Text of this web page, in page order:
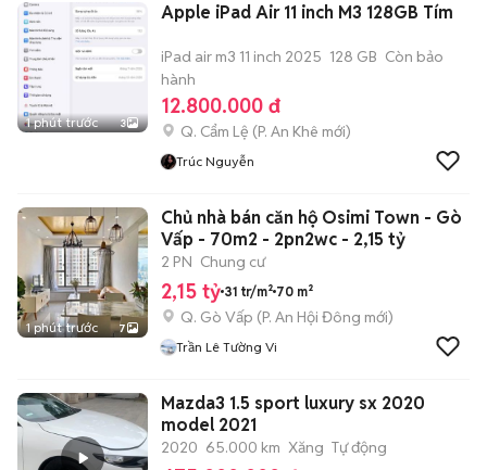
1 phút trước 3
Apple iPad Air 11 inch M3 128GB Tím
iPad air m3 11 inch 2025 128 GB Còn bảo
hành
12.800.000 đ
Q. Cẩm Lệ (P. An Khê mới)
Trúc Nguyễn
1 phút trước 7
Chủ nhà bán căn hộ Osimi Town - Gò
Vấp - 70m2 - 2pn2wc - 2,15 tỷ
2 PN Chung cư
2,15 tỷ 31 tr/m² 70 m²
Q. Gò Vấp (P. An Hội Đông mới)
Trần Lê Tường Vi
Mazda3 1.5 sport luxury sx 2020
model 2021
2020 65.000 km Xăng Tự động